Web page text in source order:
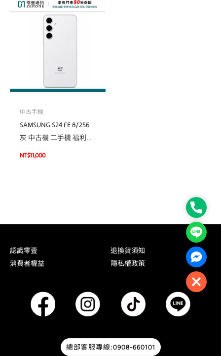
中古手機
SAMSUNG S24 FE 8/256
灰 中古機 二手機 福利機
#40572
NT$11,000
認識零壹
退換貨須知
消費者權益
隱私權政策
總部客服專線:0908-660101
Phone
Line
Close